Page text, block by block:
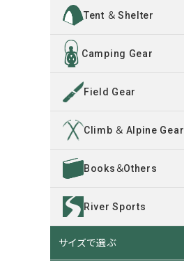
INFORMATION
ACCOUNT MENU
ようこそ ゲスト 様
ログイン
Tent ＆ Shelter
Camping Gear
Field Gear
Climb ＆ Alpine Gear
Books＆Others
River Sports
サイズで選ぶ